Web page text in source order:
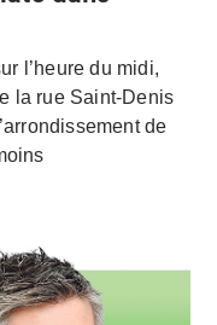
l’heure du midi,
la rue Saint-Denis
de